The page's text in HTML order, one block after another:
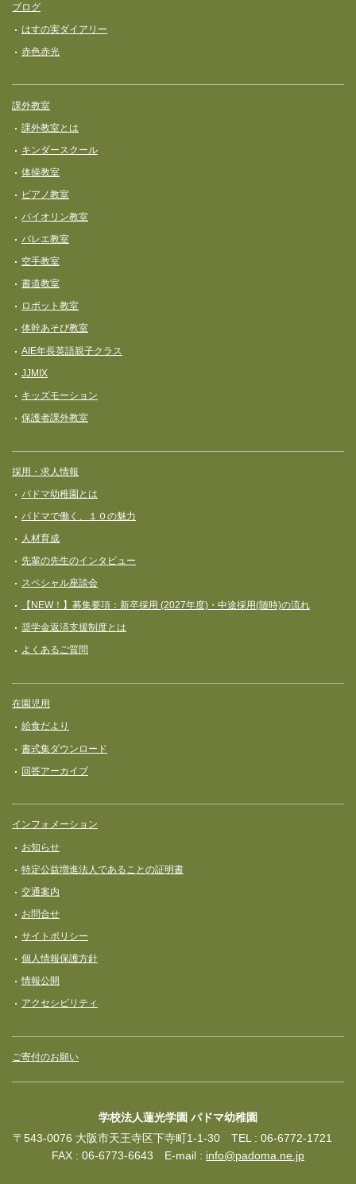
ブログ
はすの実ダイアリー
赤色赤光
課外教室
課外教室とは
キンダースクール
体操教室
ピアノ教室
バイオリン教室
バレエ教室
空手教室
書道教室
ロボット教室
体幹あそび教室
AIE年長英語親子クラス
JJMIX
キッズモーション
保護者課外教室
採用・求人情報
パドマ幼稚園とは
パドマで働く、１０の魅力
人材育成
先輩の先生のインタビュー
スペシャル座談会
【NEW！】募集要項：新卒採用 (2027年度)・中途採用(随時)の流れ
奨学⾦返済⽀援制度とは
よくあるご質問
在園児用
給食だより
書式集ダウンロード
回答アーカイブ
インフォメーション
お知らせ
特定公益増進法人であることの証明書
交通案内
お問合せ
サイトポリシー
個人情報保護方針
情報公開
アクセシビリティ
ご寄付のお願い
学校法人蓮光学園 パドマ幼稚園
〒543-0076 大阪市天王寺区下寺町1-1-30 TEL : 06-6772-1721
FAX : 06-6773-6643 E-mail : info@padoma.ne.jp